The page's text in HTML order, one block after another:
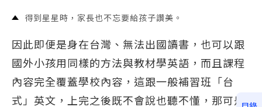
得到星星時，家長也不忘要給孩子讚美。
因此即便是身在台灣、無法出國讀書，也可以跟
國外小孩用同樣的方法與教材學英語，而且課程
內容完全覆蓋學校內容，這跟一般補習班「台
式」英文，上完之後既不會說也聽不懂，那可是